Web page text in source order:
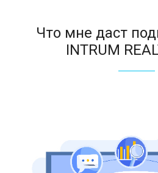
Что мне даст
INTRUM